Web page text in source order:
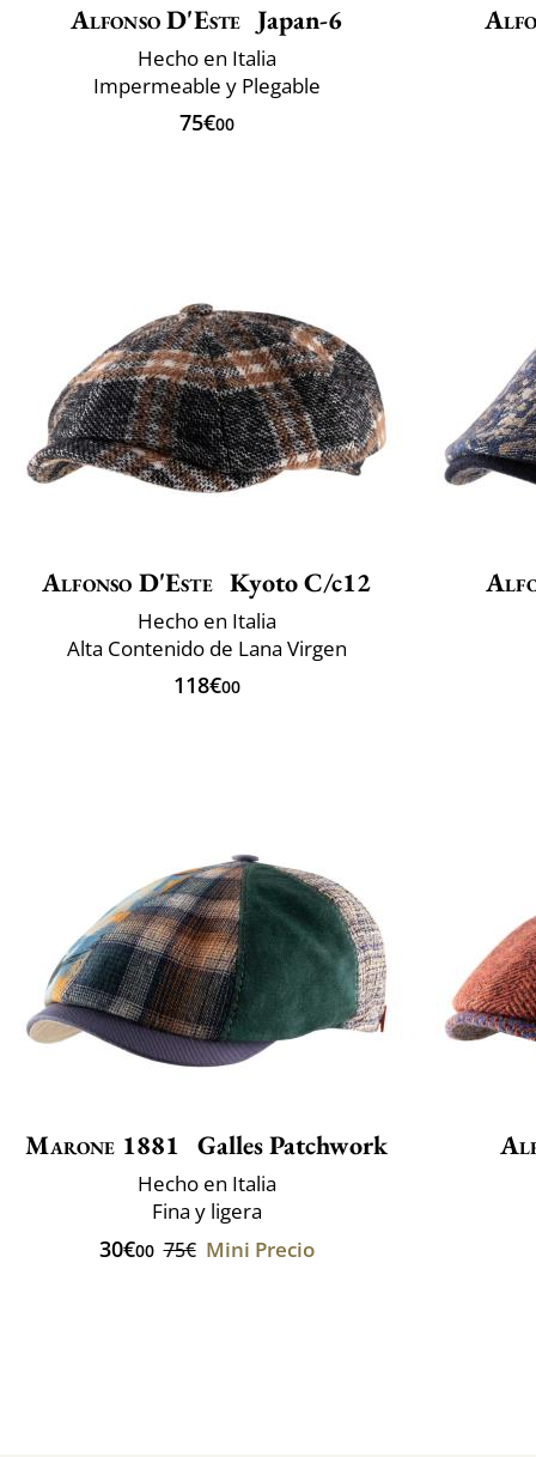
Alfonso D'Este Japan-6
Hecho en Italia
Impermeable y Plegable
75€00
Alfonso D'Este Kyoto C/c12
Hecho en Italia
Alta Contenido de Lana Virgen
118€00
Marone 1881 Galles Patchwork
Hecho en Italia
Fina y ligera
30€00 75€ Mini Precio